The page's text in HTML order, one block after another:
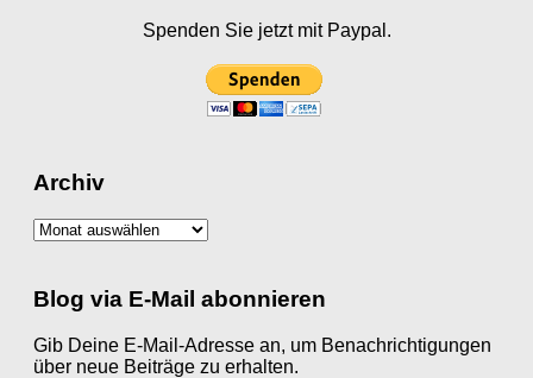
Spenden Sie jetzt mit Paypal.
Archiv
Archiv
Blog via E-Mail abonnieren
Gib Deine E-Mail-Adresse an, um Benachrichtigungen
über neue Beiträge zu erhalten.